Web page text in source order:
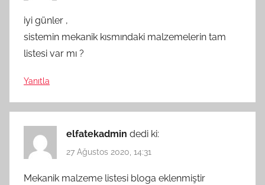
iyi günler ,
sistemin mekanik kısmındaki malzemelerin tam
listesi var mı ?
Yanıtla
elfatekadmin dedi ki:
27 Ağustos 2020, 14:31
Mekanik malzeme listesi bloga eklenmiştir